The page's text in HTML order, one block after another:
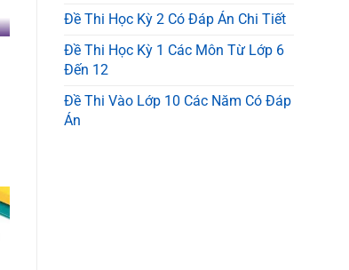
Đề Thi Học Kỳ 2 Có Đáp Án Chi Tiết
Đề Thi Học Kỳ 1 Các Môn Từ Lớp 6
Đến 12
Đề Thi Vào Lớp 10 Các Năm Có Đáp
Án